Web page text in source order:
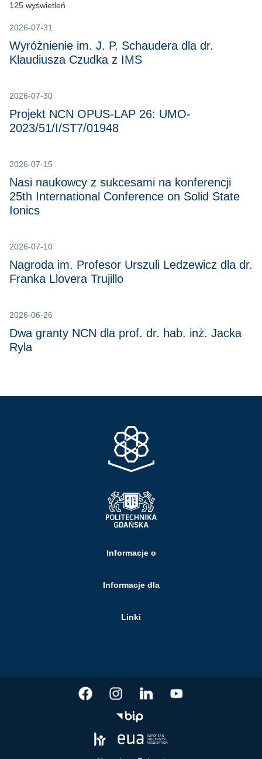
125 wyświetleń
2026-07-31
Wyróżnienie im. J. P. Schaudera dla dr.
Klaudiusza Czudka z IMS
2026-07-30
Projekt NCN OPUS-LAP 26: UMO-
2023/51/I/ST7/01948
2026-07-15
Nasi naukowcy z sukcesami na konferencji
25th International Conference on Solid State
Ionics
2026-07-10
Nagroda im. Profesor Urszuli Ledzewicz dla dr.
Franka Llovera Trujillo
2026-06-26
Dwa granty NCN dla prof. dr. hab. inż. Jacka
Ryla
Informacje o
Informacje dla
Linki